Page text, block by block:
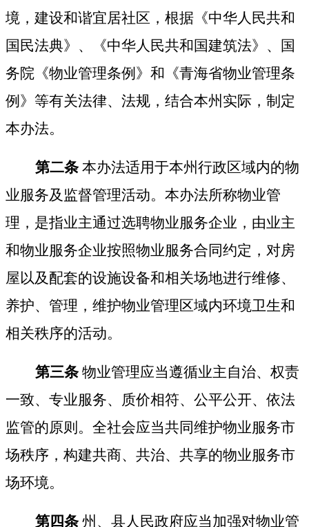
境，建设和谐宜居社区，根据《中华人民共和
国民法典》、《中华人民共和国建筑法》、国
务院《物业管理条例》和《青海省物业管理条
例》等有关法律、法规，结合本州实际，制定
本办法。
第二条 本办法适用于本州行政区域内的物
业服务及监督管理活动。本办法所称物业管
理，是指业主通过选聘物业服务企业，由业主
和物业服务企业按照物业服务合同约定，对房
屋以及配套的设施设备和相关场地进行维修、
养护、管理，维护物业管理区域内环境卫生和
相关秩序的活动。
第三条 物业管理应当遵循业主自治、权责
一致、专业服务、质价相符、公平公开、依法
监管的原则。全社会应当共同维护物业服务市
场秩序，构建共商、共治、共享的物业服务市
场环境。
第四条 州、县人民政府应当加强对物业管